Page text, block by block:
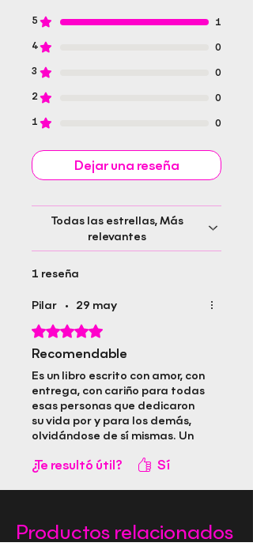
Tamaño: 148x210 cm
Género: Biografía
5
1
4
0
3
0
2
0
1
0
Dejar una reseña
Todas las estrellas, Más
relevantes
1 reseña
Pilar • 29 may
Obtuvo 5 de 5 estrellas.
Recomendable
Es un libro escrito con amor, con
entrega, con cariño para todas
esas personas que dedicaron
su vida por y para los demás,
olvidándose de sí mismas. Un
te preguntas, y ..ahora qué?
¿Te resultó útil? Sí
Productos relacionados